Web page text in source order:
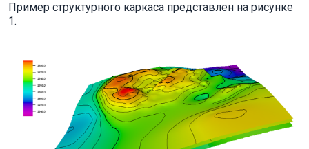
Пример структурного каркаса представлен на рисунке
1.